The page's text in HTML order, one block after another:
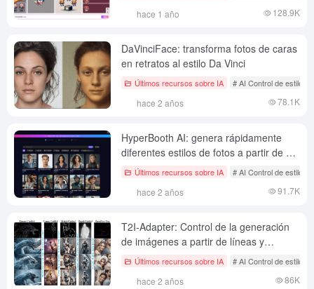
hace 1 año 128.9K
DaVinciFace: transforma fotos de caras
en retratos al estilo Da Vinci
Últimos recursos sobre IA # AI Control de estilo
hace 2 años 78.1K
HyperBooth AI: genera rápidamente
diferentes estilos de fotos a partir de un
solo selfie
Últimos recursos sobre IA # AI Control de estilo
hace 2 años 91.7K
T2I-Adapter: Control de la generación
de imágenes a partir de líneas y
borradores
Últimos recursos sobre IA # AI Control de estilo
hace 2 años 86K